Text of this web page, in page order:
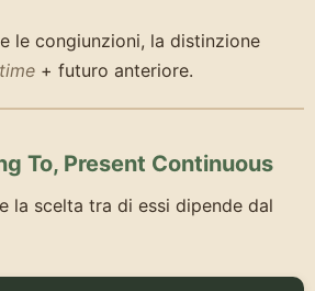
le congiunzioni, la distinzione
+ futuro anteriore.
To, Present Continuous
la scelta tra di essi dipende dal